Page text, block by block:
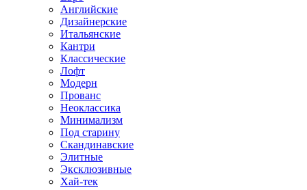
Английские
Дизайнерские
Итальянские
Кантри
Классические
Лофт
Модерн
Прованс
Неоклассика
Минимализм
Под старину
Скандинавские
Элитные
Эксклюзивные
Хай-тек